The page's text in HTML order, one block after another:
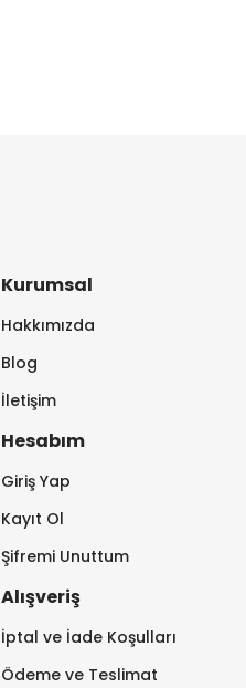
Kurumsal
Hakkımızda
Blog
İletişim
Hesabım
Giriş Yap
Kayıt Ol
Şifremi Unuttum
Alışveriş
İptal ve İade Koşulları
Ödeme ve Teslimat